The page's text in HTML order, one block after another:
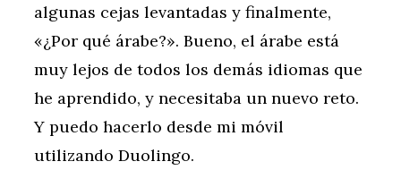
algunas cejas levantadas y finalmente,
«¿Por qué árabe?». Bueno, el árabe está
muy lejos de todos los demás idiomas que
he aprendido, y necesitaba un nuevo reto.
Y puedo hacerlo desde mi móvil
utilizando Duolingo.